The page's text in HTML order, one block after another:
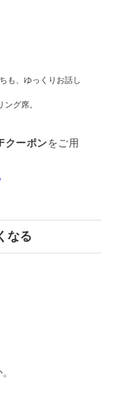
も、ゆっくりお話し
グ席。
クーポンをご用
なる